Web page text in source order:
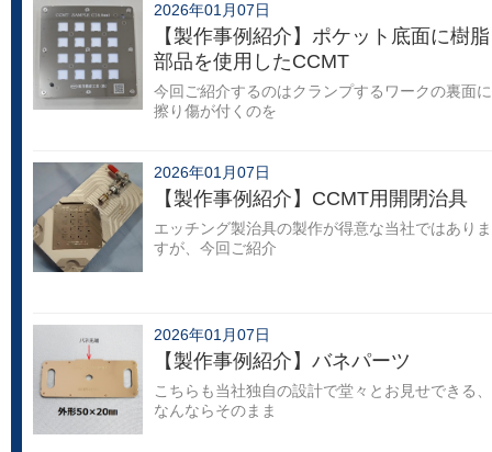
2026年01月07日
【製作事例紹介】ポケット底面に樹脂
部品を使用したCCMT
今回ご紹介するのはクランプするワークの裏面に
擦り傷が付くのを
2026年01月07日
【製作事例紹介】CCMT用開閉治具
エッチング製治具の製作が得意な当社ではありま
すが、今回ご紹介
2026年01月07日
【製作事例紹介】バネパーツ
こちらも当社独自の設計で堂々とお見せできる、
なんならそのまま